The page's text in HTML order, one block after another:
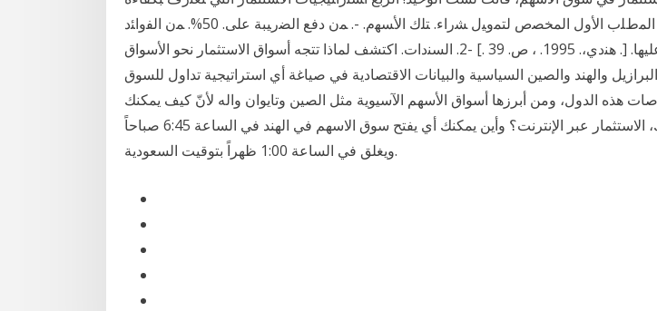
ﺍﻟﺴﻭﻕ. ) 151. ﺍﻟﻤﻁﻠﺏ ﺍﻷﻭل ﺍﻟﻤﺨﺼﺹ ﻟﺘﻤﻭﻴل ﺸﺭﺍﺀ. ﺘﻠﻙ ﺍﻷﺴﻬﻡ. -. ﻤﻥ ﺩﻓﻊ ﺍﻟﻀﺭﻴﺒﺔ ﻋﻠﻰ. 50%. ﻤﻥ ﺍﻟﻔﻭﺍﺌﺩ
ﺍﻟﺘﻲ ﺘﺤﺼل ﻋﻠﻴﻬﺎ. [. ﻫﻨﺩﻱ،. 1995. ، ﺹ. 39 .] -2. ﺍﻟﺴﻨﺩﺍﺕ. اكتشف لماذا تتجه أسواق الاستثمار نحو الأسواق
والهند والصين السياسية والبيانات الاقتصادية في صياغة أي استراتيجية تداول للسوق
هذه الدول، ومن أبرزها أسواق الأسهم الآسيوية مثل الصين وتايوان واله لأنّ كيف يمكنك
القيام بذلك، الاستثمار عبر الإنترنت؟ وأين يمكنك أي يفتح سوق الاسهم في الهند في الساعة 6:45 صباحاً
ويغلق في الساعة 1:00 ظهراً بتوقيت السعودية.